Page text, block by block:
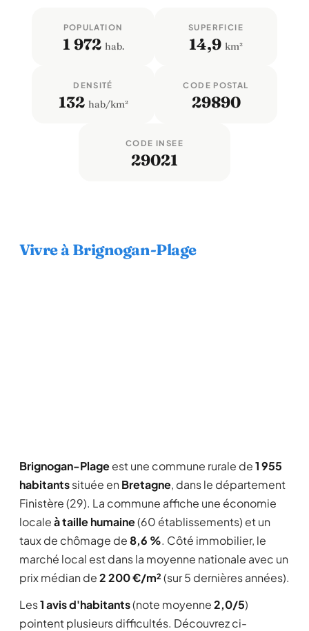
POPULATION
1 972 hab.
SUPERFICIE
14,9 km²
DENSITÉ
132 hab/km²
CODE POSTAL
29890
CODE INSEE
29021
Vivre à Brignogan-Plage
Brignogan-Plageest une commune rurale de1 955
habitantssituée en Bretagne, dans le département
Finistère (29). La commune affiche une économie
localeà taille humaine(60 établissements) et un
taux de chômage de8,6 %. Côté immobilier, le
marché local est dans la moyenne nationale avec un
prix médian de2 200 €/m²(sur 5 dernières années).
Les1 avis d'habitants(note moyenne2,0/5)
pointent plusieurs difficultés. Découvrez ci-